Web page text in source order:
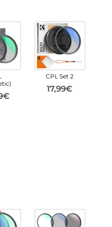
CPL Set 2
17,99€